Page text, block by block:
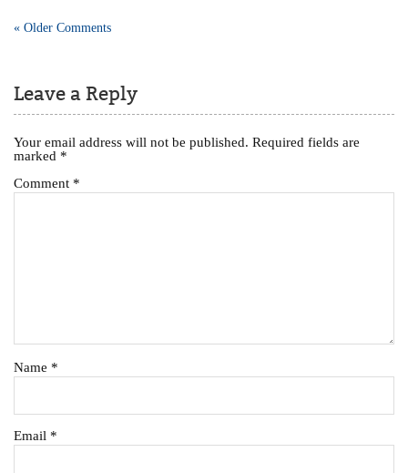
« Older Comments
Leave a Reply
Your email address will not be published. Required fields are
marked *
Comment *
Name *
Email *